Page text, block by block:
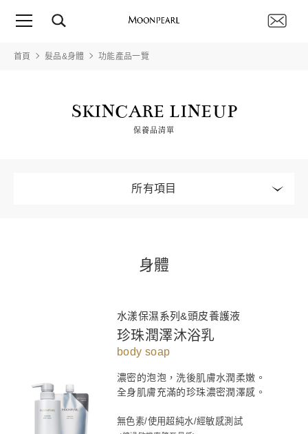
首頁 髮品&身體 功能產品一覽
SKINCARE LINEUP
保養品清單
所有項目
身體
水漾保濕系列&頭皮養護液
珍珠潤澤沐浴乳
body soap
濃密的泡泡，洗後肌膚水潤柔嫩。
全身肌膚充滿的珍珠濃密潤澤感。
無色素/使用超純水/經敏感測試